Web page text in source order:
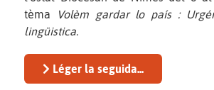
tèma
Volèm gardar lo país :
lingüistica.
Léger la seguida...